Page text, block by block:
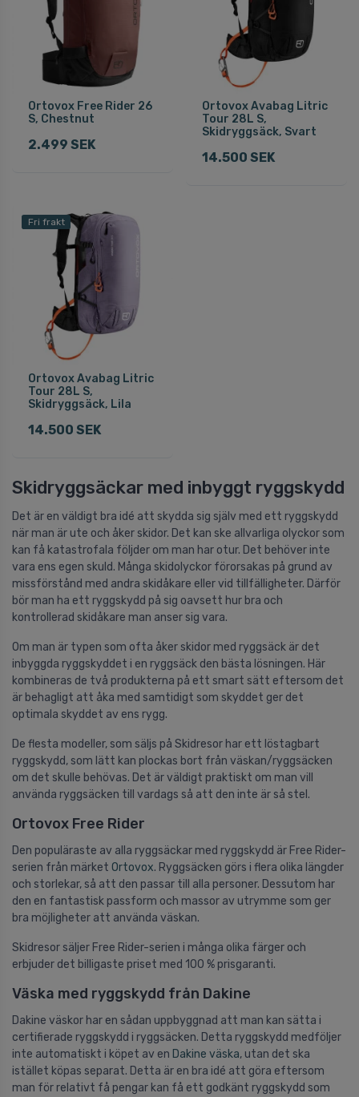
Ortovox Free Rider 26
S, Chestnut
2.499 SEK
Ortovox Avabag Litric
Tour 28L S,
Skidryggsäck, Svart
14.500 SEK
Fri frakt
Ortovox Avabag Litric
Tour 28L S,
Skidryggsäck, Lila
14.500 SEK
Skidryggsäckar med inbyggt ryggskydd
Det är en väldigt bra idé att skydda sig själv med ett ryggskydd
när man är ute och åker skidor. Det kan ske allvarliga olyckor som
kan få katastrofala följder om man har otur. Det behöver inte
vara ens egen skuld. Många skidolyckor förorsakas på grund av
missförstånd med andra skidåkare eller vid tillfälligheter. Därför
bör man ha ett ryggskydd på sig oavsett hur bra och
kontrollerad skidåkare man anser sig vara.
Om man är typen som ofta åker skidor med ryggsäck är det
inbyggda ryggskyddet i en ryggsäck den bästa lösningen. Här
kombineras de två produkterna på ett smart sätt eftersom det
är behagligt att åka med samtidigt som skyddet ger det
optimala skyddet av ens rygg.
De flesta modeller, som säljs på Skidresor har ett löstagbart
ryggskydd, som lätt kan plockas bort från väskan/ryggsäcken
om det skulle behövas. Det är väldigt praktiskt om man vill
använda ryggsäcken till vardags så att den inte är så stel.
Ortovox Free Rider
Den populäraste av alla ryggsäckar med ryggskydd är Free Rider-
serien från märket Ortovox. Ryggsäcken görs i flera olika längder
och storlekar, så att den passar till alla personer. Dessutom har
den en fantastisk passform och massor av utrymme som ger
bra möjligheter att använda väskan.
Skidresor säljer Free Rider-serien i många olika färger och
erbjuder det billigaste priset med 100 % prisgaranti.
Väska med ryggskydd från Dakine
Dakine väskor har en sådan uppbyggnad att man kan sätta i
certifierade ryggskydd i ryggsäcken. Detta ryggskydd medföljer
inte automatiskt i köpet av en Dakine väska, utan det ska
istället köpas separat. Detta är en bra idé att göra eftersom
man för relativt få pengar kan få ett godkänt ryggskydd som